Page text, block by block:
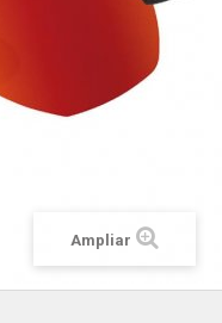
Ampliar